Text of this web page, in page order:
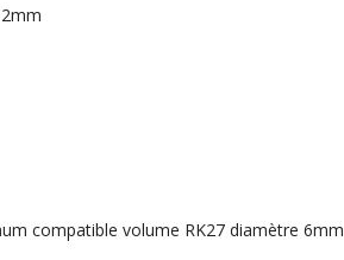
compatible volume RK27 diamètre 6mm